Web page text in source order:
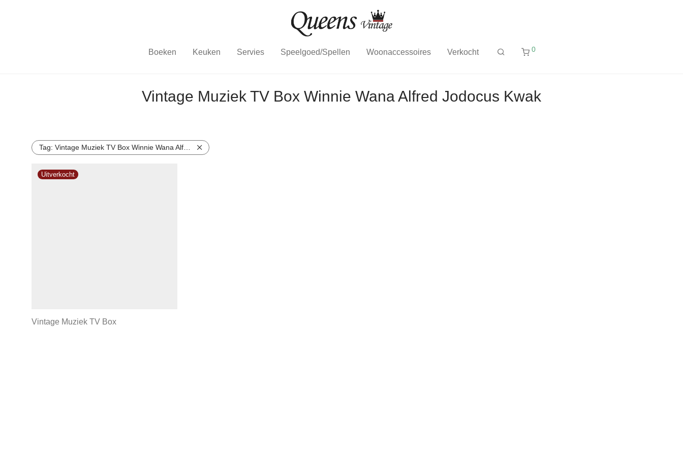
Boeken Keuken Servies Speelgoed/Spellen Woonaccessoires Verkocht 0
Vintage Muziek TV Box Winnie Wana Alfred Jodocus Kwak
Tag: Vintage Muziek TV Box Winnie Wana Alfred Jodocus Kwak
Vintage Muziek TV Box